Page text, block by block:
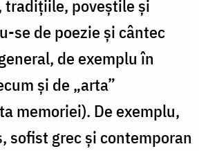
tradițiile, poveștile și
se de poezie și cântec
de exemplu în
și de „arta”
memoriei). De exemplu,
sofist grec şi contemporan